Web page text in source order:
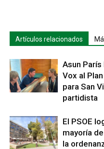
Artículos relacionados
Asun
Vox al
para San
partidista
El PSOE
mayoría
la